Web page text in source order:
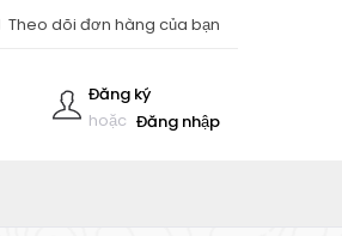
Theo dõi đơn hàng của bạn
Đăng ký
hoặc Đăng nhập